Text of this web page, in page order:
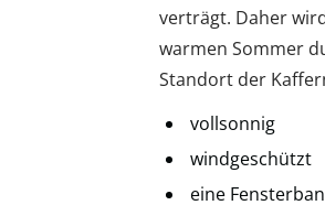
verträgt. Daher
warmen Sommer
Standort der
vollsonnig
windgeschützt
eine